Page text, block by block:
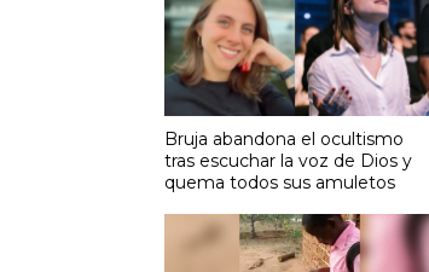
Bruja abandona el ocultismo
tras escuchar la voz de Dios y
quema todos sus amuletos